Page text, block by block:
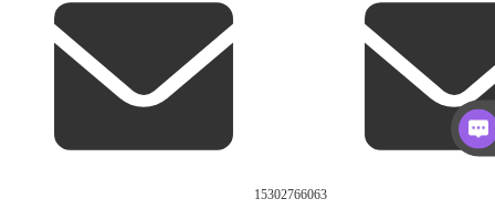
15302766063